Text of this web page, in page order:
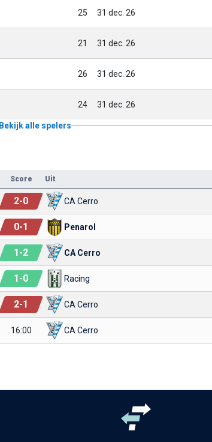
25 31 dec. 26
21 31 dec. 26
26 31 dec. 26
24 31 dec. 26
Bekijk alle spelers
Score Uit
2-0 CA Cerro
0-1 Penarol
1-2 CA Cerro
1-0 Racing
2-1 CA Cerro
16:00 CA Cerro